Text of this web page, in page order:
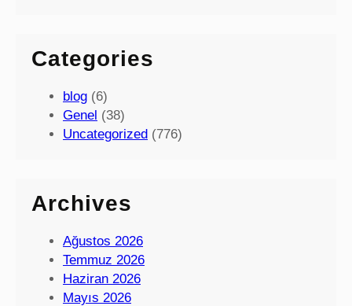
Categories
blog (6)
Genel (38)
Uncategorized (776)
Archives
Ağustos 2026
Temmuz 2026
Haziran 2026
Mayıs 2026